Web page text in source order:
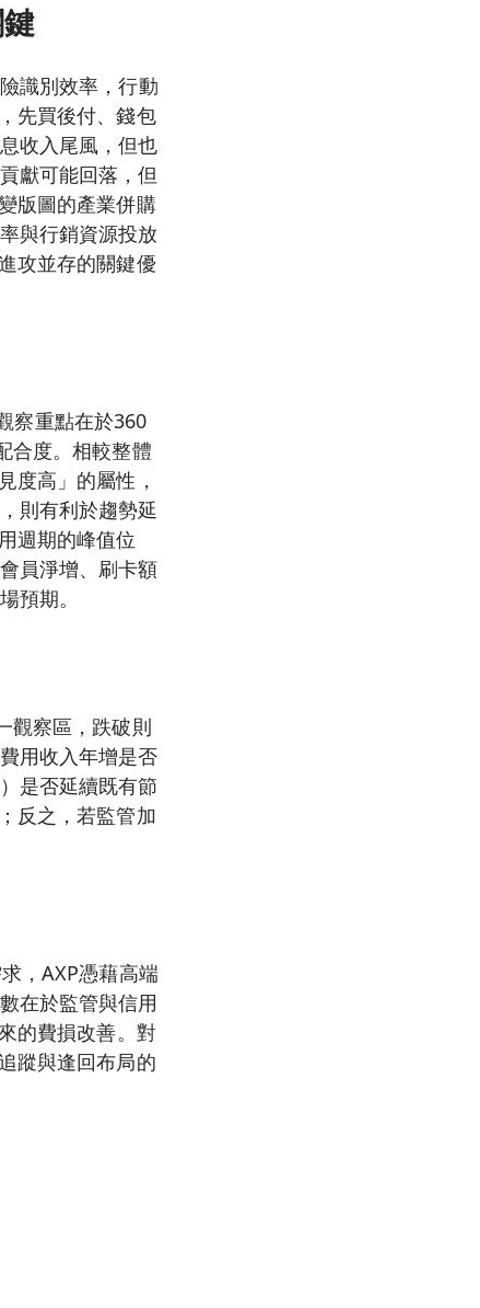
識別效率，行動
先買後付、錢包
收入尾風，但也
獻可能回落，但
版圖的產業併購
與行銷資源投放
攻並存的關鍵優
察重點在於360
合度。相較整體
度高」的屬性，
則有利於趨勢延
週期的峰值位
員淨增、刷卡額
預期。
觀察區，跌破則
用收入年增是否
是否延續既有節
反之，若監管加
，AXP憑藉高端
在於監管與信用
的費損改善。對
蹤與逢回布局的